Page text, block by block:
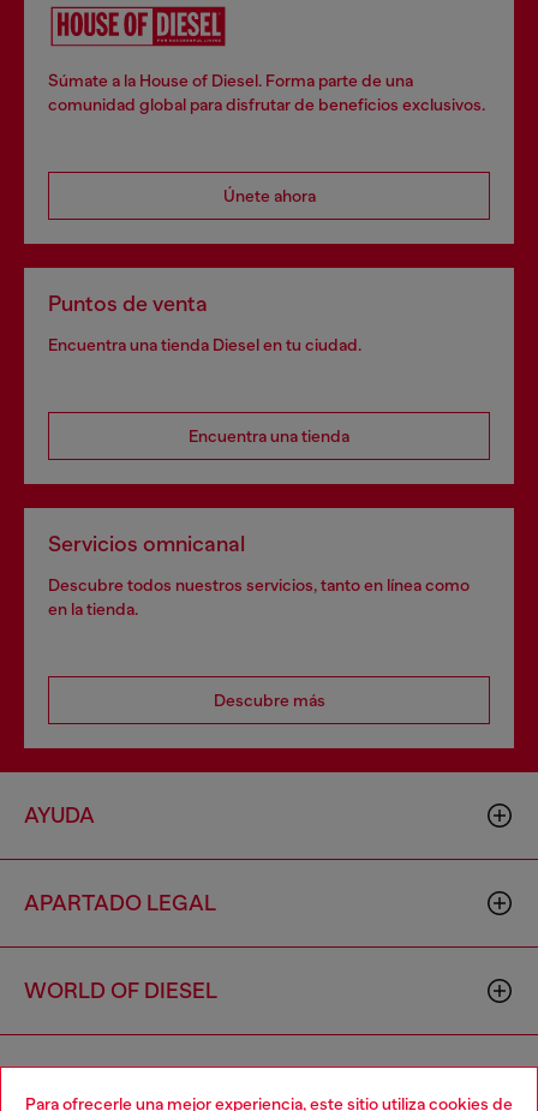
Para ofrecerle una mejor experiencia, este sitio utiliza cookies de
Súmate a la House of Diesel. Forma parte de una
comunidad global para disfrutar de beneficios exclusivos.
Únete ahora
Puntos de venta
Encuentra una tienda Diesel en tu ciudad.
Encuentra una tienda
Servicios omnicanal
Descubre todos nuestros servicios, tanto en línea como
en la tienda.
Descubre más
AYUDA
APARTADO LEGAL
WORLD OF DIESEL